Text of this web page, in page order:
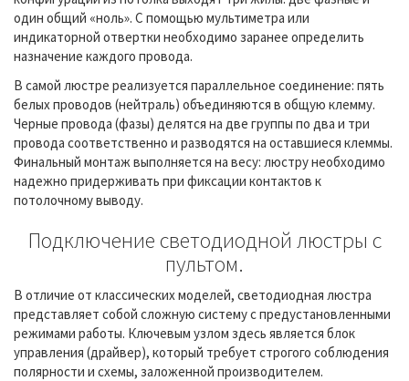
один общий «ноль». С помощью мультиметра или
индикаторной отвертки необходимо заранее определить
назначение каждого провода.
В самой люстре реализуется параллельное соединение: пять
белых проводов (нейтраль) объединяются в общую клемму.
Черные провода (фазы) делятся на две группы по два и три
провода соответственно и разводятся на оставшиеся клеммы.
Финальный монтаж выполняется на весу: люстру необходимо
надежно придерживать при фиксации контактов к
потолочному выводу.
Подключение светодиодной люстры с
пультом.
В отличие от классических моделей, светодиодная люстра
представляет собой сложную систему с предустановленными
режимами работы. Ключевым узлом здесь является блок
управления (драйвер), который требует строгого соблюдения
полярности и схемы, заложенной производителем.